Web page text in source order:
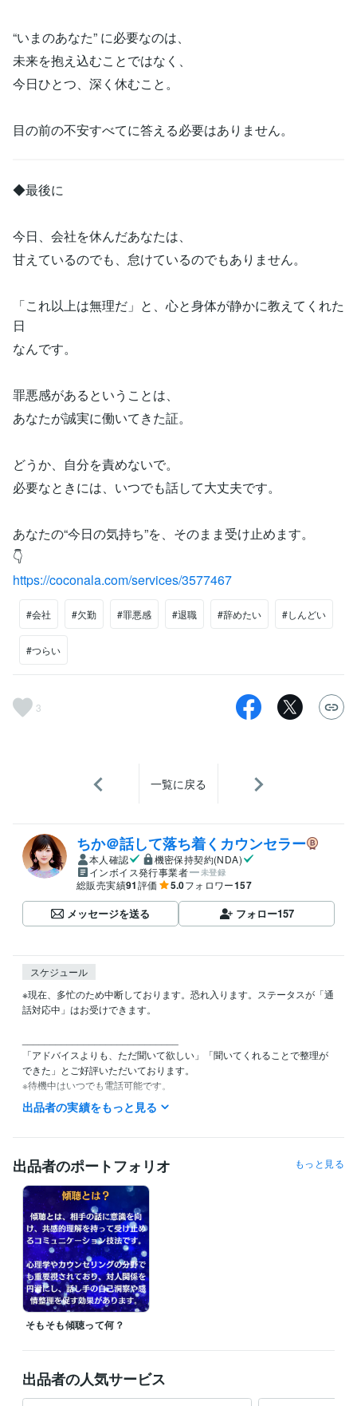
“いまのあなた” に必要なのは、
未来を抱え込むことではなく、
今日ひとつ、深く休むこと。
目の前の不安すべてに答える必要はありません。
◆最後に
今日、会社を休んだあなたは、
甘えているのでも、怠けているのでもありません。
「これ以上は無理だ」と、心と身体が静かに教えてくれた
日
なんです。
罪悪感があるということは、
あなたが誠実に働いてきた証。
どうか、自分を責めないで。
必要なときには、いつでも話して大丈夫です。
あなたの“今日の気持ち”を、そのまま受け止めます。
👇
https://coconala.com/services/3577467
#会社 #欠勤 #罪悪感 #退職 #辞めたい #しんどい
#つらい
3
一覧に戻る
ちか＠話して落ち着くカウンセラー
本人確認
機密保持契約(NDA)
インボイス発行事業者
未登録
総販売実績91評価 5.0フォロワー157
メッセージを送る フォロー157
スケジュール
※現在、多忙のため中断しております。恐れ入ります。ステータスが「通
話対応中」はお受けできます。
「アドバイスよりも、ただ聞いて欲しい」「聞いてくれることで整理が
できた」とご好評いただいております。
※待機中はいつでも電話可能です。
お勧め：即レスチャット「電話と同様、レスポンスが早いのでホッとす
https://coconala.com/services/3623541
❖・・
カウンセラーとして従事しているため
ご希望に添えない時間帯があります。
❖・・
ご相談されたい要点を先にお伝えされてもOKです！
お気軽に何でもご質問くださいね。
【大切にしていること】
・傾聴を重視しています。
(୨୧•͈ᴗ•͈)◞ᵗʱᵃᵑᵏઽ
出品者の実績をもっと見る
出品者のポートフォリオ もっと見る
そもそも傾聴って何？
出品者の人気サービス